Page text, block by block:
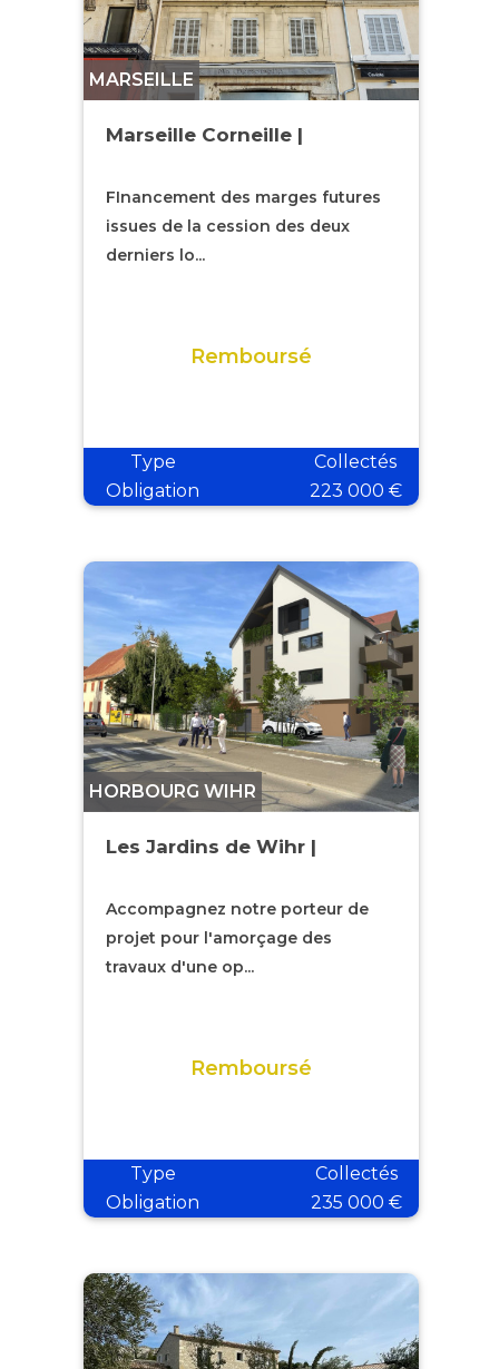
MARSEILLE
Marseille Corneille |
FInancement des marges futures
issues de la cession des deux
derniers lo...
Remboursé
Type
Obligation
Collectés
223 000 €
HORBOURG WIHR
Les Jardins de Wihr |
Accompagnez notre porteur de
projet pour l'amorçage des
travaux d'une op...
Remboursé
Type
Obligation
Collectés
235 000 €